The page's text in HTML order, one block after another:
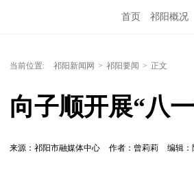
首页 祁阳概况
当前位置: 祁阳新闻网 > 祁阳要闻 > 正文
向子顺开展“八
来源：祁阳市融媒体中心 作者：曾莉莉 编辑：